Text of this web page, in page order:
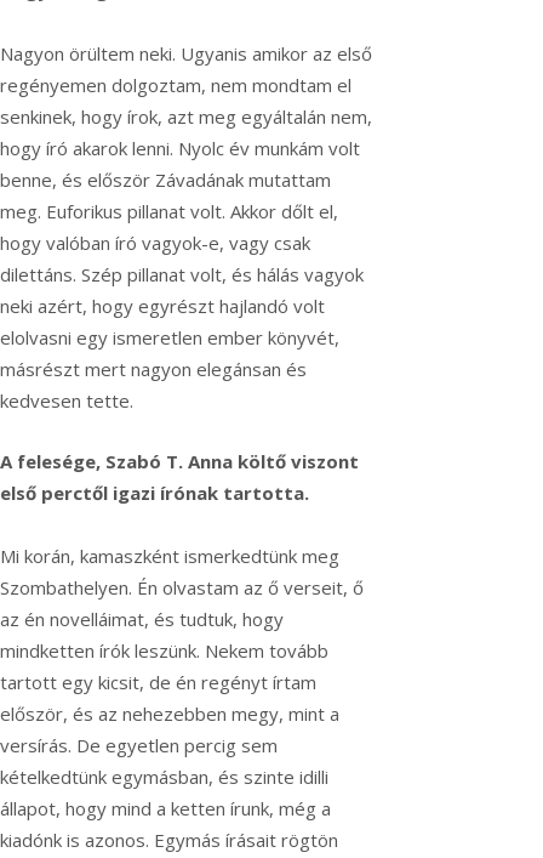
Nagyon örültem neki. Ugyanis amikor az első
regényemen dolgoztam, nem mondtam el
senkinek, hogy írok, azt meg egyáltalán nem,
hogy író akarok lenni. Nyolc év munkám volt
benne, és először Závadának mutattam
meg. Euforikus pillanat volt. Akkor dőlt el,
hogy valóban író vagyok-e, vagy csak
dilettáns. Szép pillanat volt, és hálás vagyok
neki azért, hogy egyrészt hajlandó volt
elolvasni egy ismeretlen ember könyvét,
másrészt mert nagyon elegánsan és
kedvesen tette.
A felesége, Szabó T. Anna költő viszont
első perctől igazi írónak tartotta.
Mi korán, kamaszként ismerkedtünk meg
Szombathelyen. Én olvastam az ő verseit, ő
az én novelláimat, és tudtuk, hogy
mindketten írók leszünk. Nekem tovább
tartott egy kicsit, de én regényt írtam
először, és az nehezebben megy, mint a
versírás. De egyetlen percig sem
kételkedtünk egymásban, és szinte idilli
állapot, hogy mind a ketten írunk, még a
kiadónk is azonos. Egymás írásait rögtön